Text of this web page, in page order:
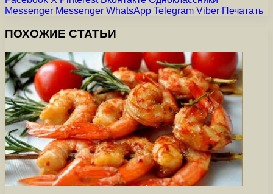
Messenger Messenger WhatsApp Telegram Viber Печатать
ПОХОЖИЕ СТАТЬИ